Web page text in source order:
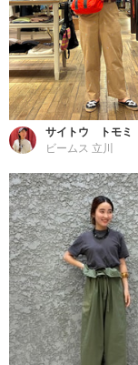
サイトウ トモミ
ビームス 立川